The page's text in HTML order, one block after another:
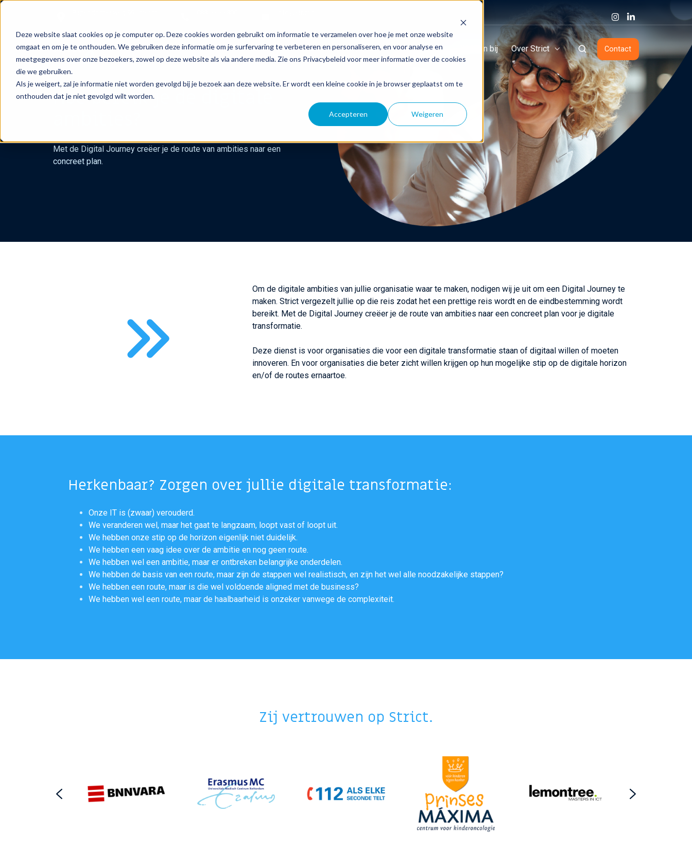
Deze website slaat cookies op je computer op. Deze cookies worden gebruikt om informatie te verzamelen over hoe je met onze website
omgaat en om je te onthouden. We gebruiken deze informatie om je surfervaring te verbeteren en personaliseren, en voor analyse en
meetgegevens over onze bezoekers, zowel op deze website als via andere media. Zie ons Privacybeleid voor meer informatie over de cookies
die we gebruiken.
Als je weigert, zal je informatie niet worden gevolgd bij je bezoek aan deze website. Er wordt een kleine cookie in je browser geplaatst om te
onthouden dat je niet gevolgd wilt worden.
Accepteren Weigeren
Expertises Sectoren Inspiratie Werken bij Over Strict Contact
Hoe bereik je de digitale
Met de Digital Journey creëer je de route van ambities naar een
concreet plan.
Om de digitale ambities van jullie organisatie waar te maken, nodigen wij je uit om een Digital Journey te
maken. Strict vergezelt jullie op die reis zodat het een prettige reis wordt en de eindbestemming wordt
bereikt. Met de Digital Journey creëer je de route van ambities naar een concreet plan voor je digitale
transformatie. ​
​Deze dienst is voor organisaties die voor een digitale transformatie staan of digitaal willen of moeten
innoveren. En voor organisaties die beter zicht willen krijgen op hun mogelijke stip op de digitale horizon
en/of de routes ernaartoe.
Herkenbaar? Zorgen over jullie digitale transformatie:
Onze IT is (zwaar) verouderd.
We veranderen wel, maar het gaat te langzaam, loopt vast of loopt uit.
We hebben onze stip op de horizon eigenlijk niet duidelijk.
We hebben een vaag idee over de ambitie en nog geen route.
We hebben wel een ambitie, maar er ontbreken belangrijke onderdelen.
We hebben de basis van een route, maar zijn de stappen wel realistisch, en zijn het wel alle noodzakelijke stappen?
We hebben een route, maar is die wel voldoende aligned met de business?
We hebben wel een route, maar de haalbaarheid is onzeker vanwege de complexiteit.
Zij vertrouwen op Strict.